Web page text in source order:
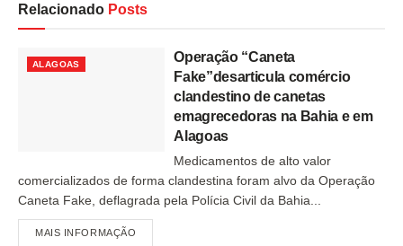
Relacionado Posts
ALAGOAS
Operação “Caneta
Fake”desarticula comércio
clandestino de canetas
emagrecedoras na Bahia e em
Alagoas
Medicamentos de alto valor
comercializados de forma clandestina foram alvo da Operação
Caneta Fake, deflagrada pela Polícia Civil da Bahia...
MAIS INFORMAÇÃO